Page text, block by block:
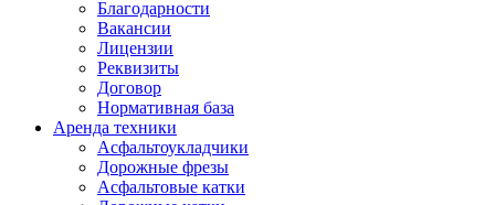
Благодарности
Вакансии
Лицензии
Реквизиты
Договор
Нормативная база
Аренда техники
Асфальтоукладчики
Дорожные фрезы
Асфальтовые катки